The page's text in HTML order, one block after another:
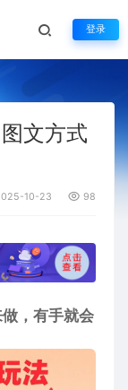
登录
文方式
10-23 98
做，有手就会